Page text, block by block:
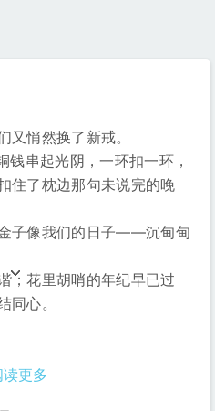
又悄然换了新戒。
串起光阴，一环扣一环，
住了枕边那句未说完的晚
子像我们的日子——沉甸甸
；花里胡哨的年纪早已过
同心。
读更多